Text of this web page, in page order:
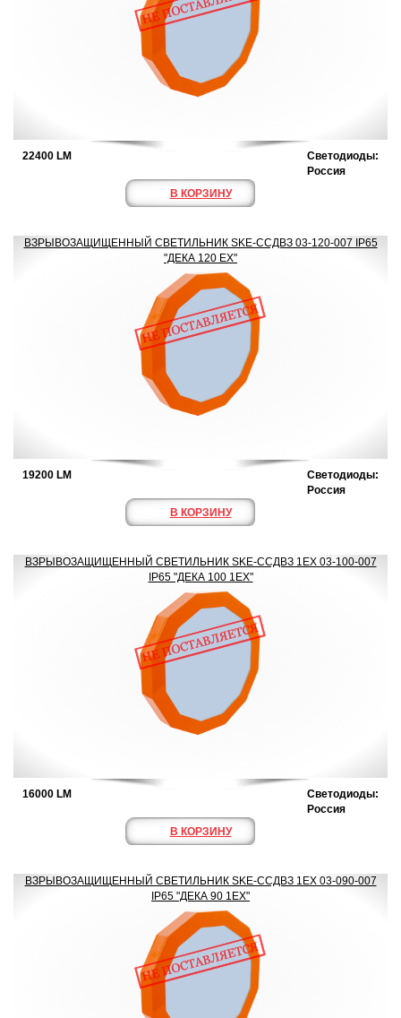
22400 LM
Светодиоды:
Россия
В КОРЗИНУ
ВЗРЫВОЗАЩИЩЕННЫЙ СВЕТИЛЬНИК SKE-ССДВЗ 03-120-007 IP65
"ДЕКА 120 ЕХ"
19200 LM
Светодиоды:
Россия
В КОРЗИНУ
ВЗРЫВОЗАЩИЩЕННЫЙ СВЕТИЛЬНИК SKE-ССДВЗ 1ЕХ 03-100-007
IP65 "ДЕКА 100 1ЕХ"
16000 LM
Светодиоды:
Россия
В КОРЗИНУ
ВЗРЫВОЗАЩИЩЕННЫЙ СВЕТИЛЬНИК SKE-ССДВЗ 1ЕХ 03-090-007
IP65 "ДЕКА 90 1ЕХ"